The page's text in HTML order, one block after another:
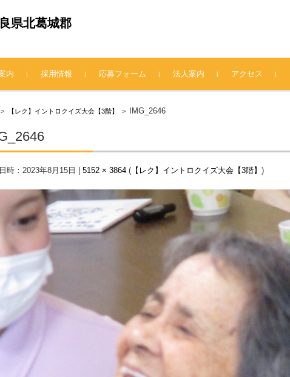
県北葛城郡
内 採用情報 応募フォーム 法人案内 アクセス
> 【レク】イントロクイズ大会【3階】 > IMG_2646
時：2023年8月15日 |5152 × 3864 ( 【レク】イントロクイズ大会【3階】)